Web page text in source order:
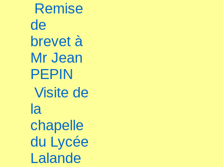
Remise
de
brevet à
Mr Jean
PEPIN
Visite de
la
chapelle
du Lycée
Lalande